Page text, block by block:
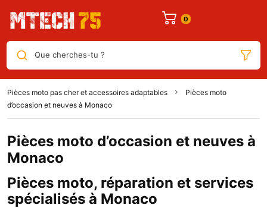
Que cherches-tu ?
Pièces moto pas cher et accessoires adaptables
Pièces moto
d’occasion et neuves à Monaco
Pièces moto d’occasion et neuves à
Monaco
Pièces moto, réparation et services
spécialisés à Monaco